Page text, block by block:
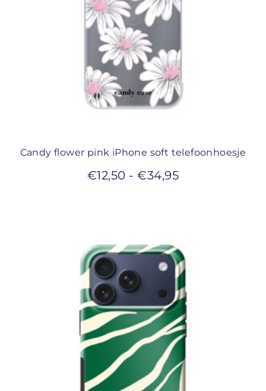
Candy flower pink iPhone soft telefoonhoesje
€12,50 - €34,95